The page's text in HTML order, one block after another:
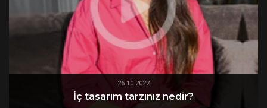
26.10.2022
İç tasarım tarzınız nedir?